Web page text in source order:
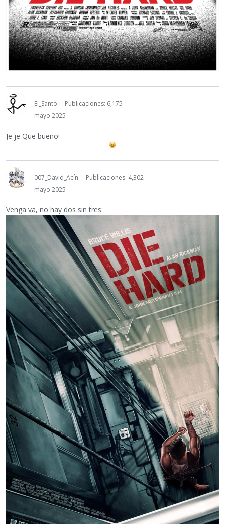
El_Santo
Publicaciones: 6,175
mayo 2025
Je je Que bueno!
007_David_Acín
Publicaciones: 4,302
mayo 2025
Venga va, no hay dos sin tres: